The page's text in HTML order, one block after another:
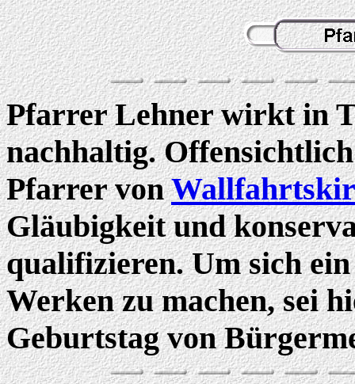
Pfarrer Lehner wirkt in
nachhaltig.
Pfarrer von
Gläubigkeit und
qualifizieren. Um sich
Werken zu machen, sei
Geburtstag von